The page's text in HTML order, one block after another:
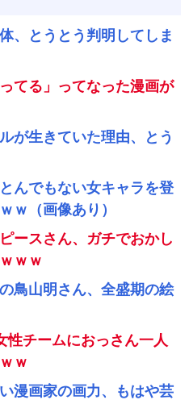
、とうとう判明してしま
てる」ってなった漫画が
が生きていた理由、とう
んでもない女キャラを登
ｗ（画像あり）
ースさん、ガチでおかし
ｗｗ
鳥山明さん、全盛期の絵
性チームにおっさん一人
ｗ
漫画家の画力、もはや芸